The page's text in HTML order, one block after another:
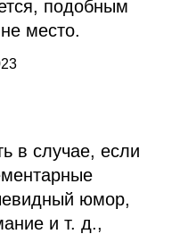
подобным
место.
в случае, если
юмор,
и т. д.,